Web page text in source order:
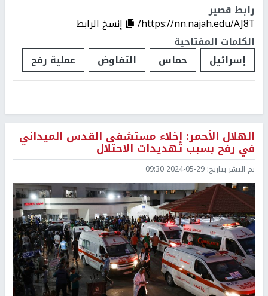
رابط قصير
https://nn.najah.edu/AJ8T/
إنسخ الرابط
الكلمات المفتاحية
إسرائيل
حماس التفاوض عملية رفح
الهلال الأحمر: إخلاء مستشفى القدس الميداني
في رفح بسبب تهديدات الاحتلال
تم النشر بتاريخ: 2024-05-29 09:30